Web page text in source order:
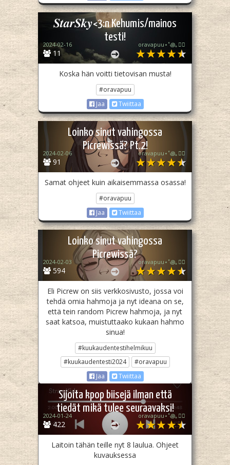
𝑺𝒕𝒂𝒓𝑺𝒌𝒚<3:n Kehumis/mainos
testi!
11
2024-02-16 oravapuu⋆˚꩜｡🏳️‍🌈
Koska hän voitti tietovisan musta!
#oravapuu
Jaa
Twiittaa
Loinko sinut vahingossa
Picrewissä? Pt.2!
91
2024-02-06 oravapuu⋆˚꩜｡🏳️‍🌈
Samat ohjeet kuin aikaisemmassa osassa!
#oravapuu
Jaa
Twiittaa
Loinko sinut vahingossa
Picrewissä?
594
2024-02-03 oravapuu⋆˚꩜｡🏳️‍🌈
Eli Picrew on siis verkkosivusto, jossa voi
tehdä omia hahmoja ja nyt ideana on se,
että tein random Picrew hahmoja, ja nyt
saat katsoa, muistuttaako kukaan hahmo
sinua!
#kuukaudentestihelmikuu
#kuukaudentesti2024
#oravapuu
Jaa
Twiittaa
Sijoita kpop biisejä ilman että
tiedät mikä tulee seuraavaksi!
422
2024-01-24 oravapuu⋆˚꩜｡🏳️‍🌈
Laitoin tähän teille nyt 8 laulua. Ohjeet
kuvauksessa